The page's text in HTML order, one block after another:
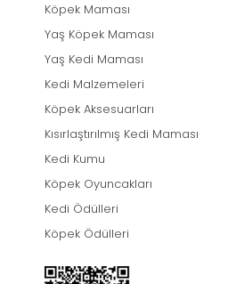
Köpek Maması
Yaş Köpek Maması
Yaş Kedi Maması
Kedi Malzemeleri
Köpek Aksesuarları
Kısırlaştırılmış Kedi Maması
Kedi Kumu
Köpek Oyuncakları
Kedi Ödülleri
Köpek Ödülleri